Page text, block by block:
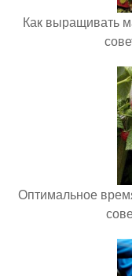
Как выращивать
Оптимальное